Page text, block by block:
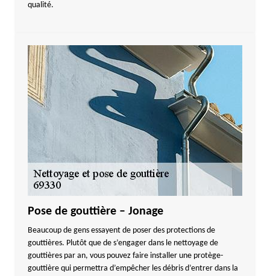
qualité.
Pose de gouttière – Jonage
Beaucoup de gens essayent de poser des protections de
gouttières. Plutôt que de s’engager dans le nettoyage de
gouttières par an, vous pouvez faire installer une protège-
gouttière qui permettra d’empêcher les débris d’entrer dans la